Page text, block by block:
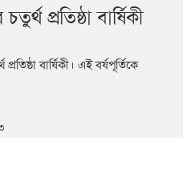
প্রতিষ্ঠা বার্ষিকী
বার্ষিকী। এই বর্ষপূর্তিকে